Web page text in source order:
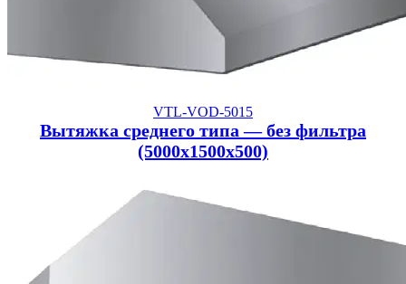
VTL-VOD-5015
Вытяжка среднего типа — без фильтра
(5000x1500x500)